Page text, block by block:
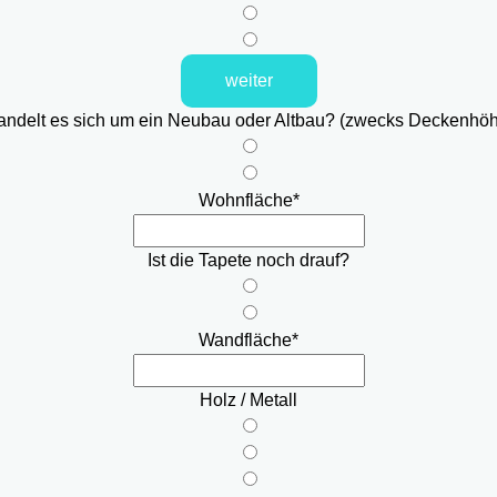
weiter
es sich um ein Neubau oder Altbau? (zwecks
Wohnfläche*
Ist die Tapete noch drauf?
Wandfläche*
Holz / Metall